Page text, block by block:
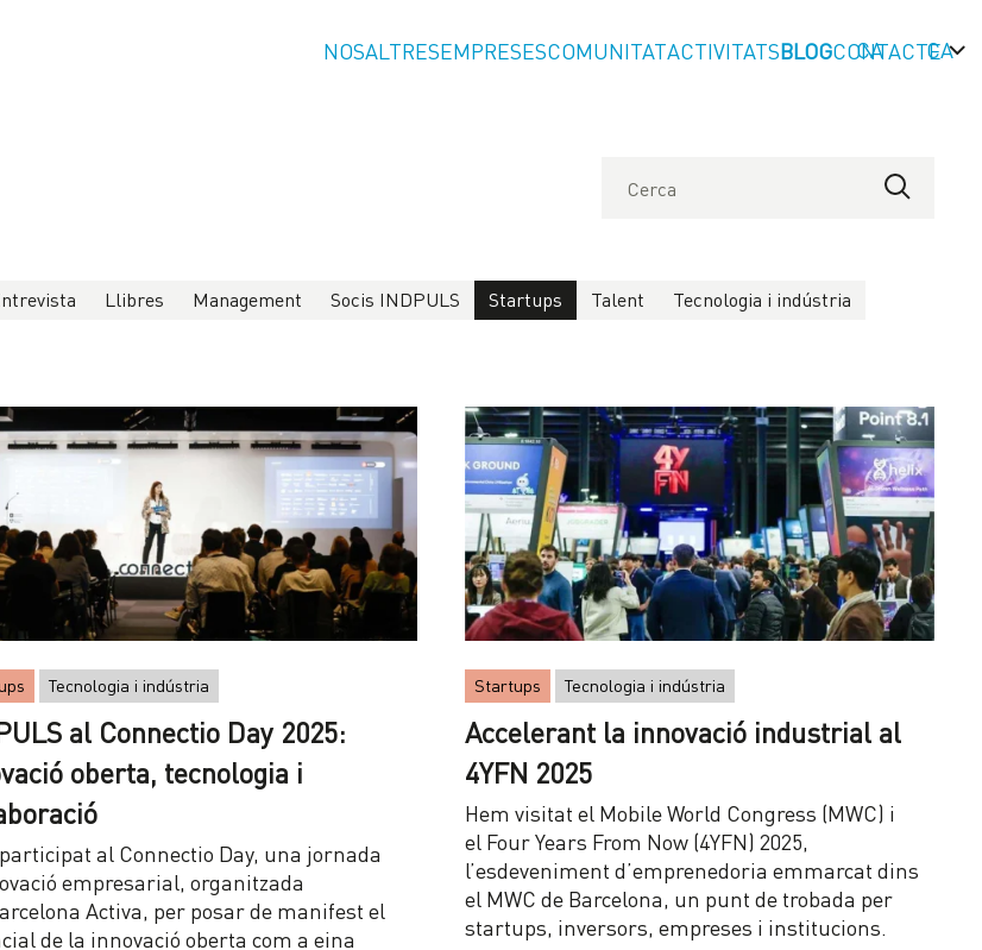
NOSALTRESEMPRESESCOMUNITATACTIVITATSBLOGCONTACTECA
Llibres Management Socis INDPULS Startups Talent
Tecnologia i indústria
Tecnologia i indústria
al Connectio Day 2025:
oberta, tecnologia i
al Connectio Day, una jornada
empresarial, organitzada
Activa, per posar de manifest el
de la innovació oberta com a eina
Startups Tecnologia i indústria
Accelerant la innovació industrial al
4YFN 2025
Hem visitat el Mobile World Congress (MWC) i
el Four Years From Now (4YFN) 2025,
l’esdeveniment d’emprenedoria emmarcat dins
el MWC de Barcelona, un punt de trobada per
startups, inversors, empreses i institucions.